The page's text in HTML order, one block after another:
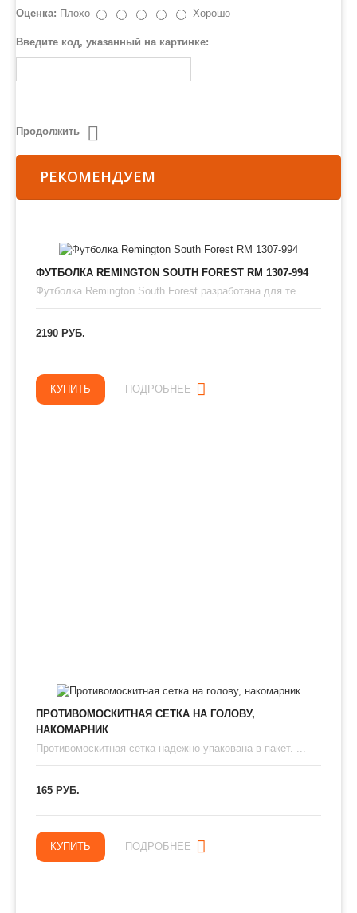
Оценка: Плохо Хорошо
Введите код, указанный на картинке:
Продолжить
РЕКОМЕНДУЕМ
ФУТБОЛКА REMINGTON SOUTH FOREST RM 1307-994
Футболка Remington South Forest разработана для те...
2190 РУБ.
КУПИТЬ ПОДРОБНЕЕ
ПРОТИВОМОСКИТНАЯ СЕТКА НА ГОЛОВУ,
НАКОМАРНИК
Противомоскитная сетка надежно упакована в пакет. ...
165 РУБ.
КУПИТЬ ПОДРОБНЕЕ